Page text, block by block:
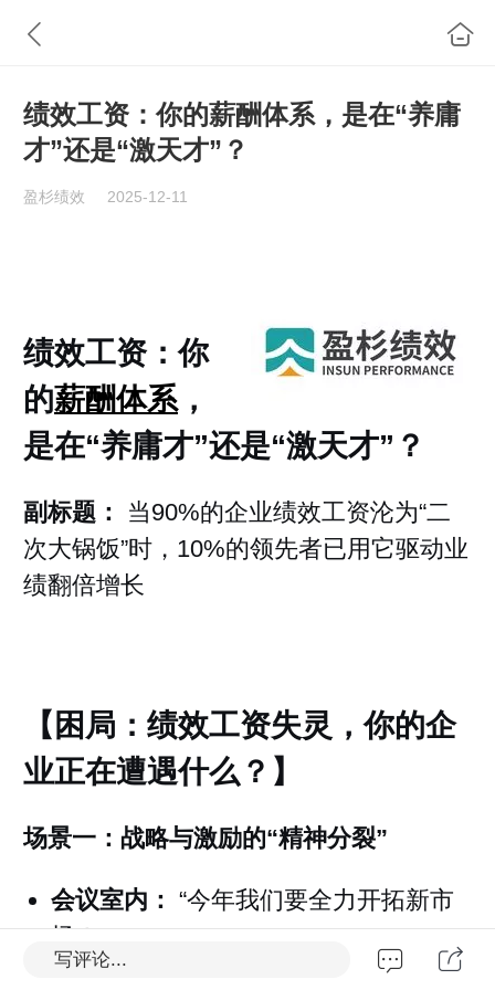
绩效工资：你的薪酬体系，是在“养庸
才”还是“激天才”？
盈杉绩效 2025-12-11
绩效工资：你
的薪酬体系，
是在“养庸才”还是“激天才”？
副标题：
当90%的企业绩效工资沦为“二
次大锅饭”时，10%的领先者已用它驱动业
绩翻倍增长
【困局：绩效工资失灵，你的企
业正在遭遇什么？】
场景一：战略与激励的“精神分裂”
会议室内： “今年我们要全力开拓新市
场！”
销售团队100%的奖金依然
写评论...